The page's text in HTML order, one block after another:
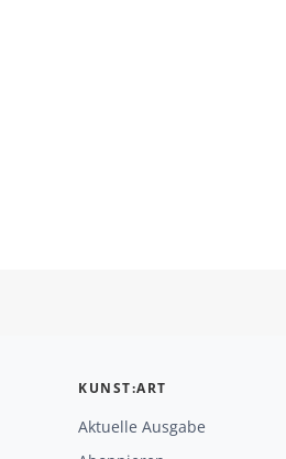
KUNST:ART
Aktuelle Ausgabe